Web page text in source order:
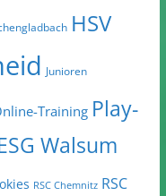
HSV
Junioren
Training Play-
Walsum
RSC Chemnitz RSC